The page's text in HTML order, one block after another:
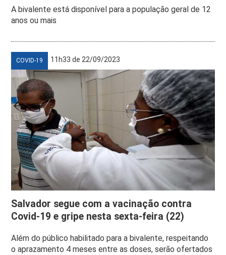
A bivalente está disponível para a população geral de 12
anos ou mais
COVID-19 11h33 de 22/09/2023
Salvador segue com a vacinação contra
Covid-19 e gripe nesta sexta-feira (22)
Além do público habilitado para a bivalente, respeitando
o aprazamento 4 meses entre as doses, serão ofertados